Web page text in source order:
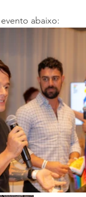
abaixo: